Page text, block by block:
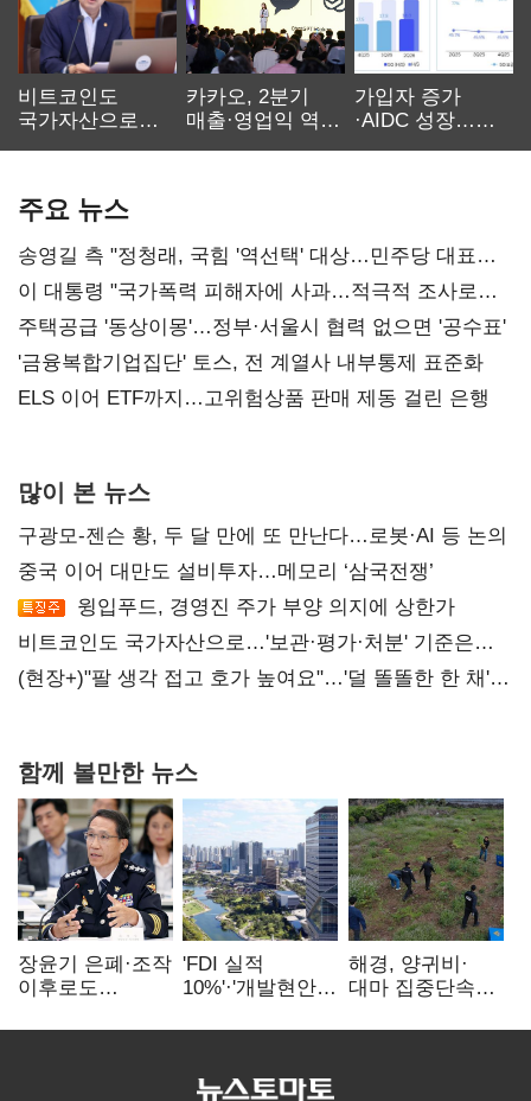
비트코인도
국가자산으로…'
카카오, 2분기
매출·영업익 역대
가입자 증가
·AIDC 성장…
주요 뉴스
송영길 측 "정청래, 국힘 '역선택' 대상…민주당 대표로
총선 지휘 못해"
이 대통령 "국가폭력 피해자에 사과…적극적 조사로
진실 밝혀야"
주택공급 '동상이몽'…정부·서울시 협력 없으면 '공수표'
'금융복합기업집단' 토스, 전 계열사 내부통제 표준화
ELS 이어 ETF까지…고위험상품 판매 제동 걸린 은행
많이 본 뉴스
구광모-젠슨 황, 두 달 만에 또 만난다…로봇·AI 등 논의
중국 이어 대만도 설비투자…메모리 ‘삼국전쟁’
윙입푸드, 경영진 주가 부양 의지에 상한가
비트코인도 국가자산으로…'보관·평가·처분' 기준은
숙제
(현장+)"팔 생각 접고 호가 높여요"…'덜 똘똘한 한 채'
함께 볼만한 뉴스
장윤기 은폐·조작
이후로도
내부비위…경찰
'FDI 실적
10%'·'개발현안
인천경제청장
해경, 양귀비·
대마 집중단속…
249명 검거